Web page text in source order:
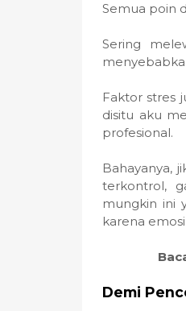
Semua poin
Sering
Faktor stres
disitu aku
profesional.
Bahayanya,
terkontrol,
mungkin ini
karena
Demi